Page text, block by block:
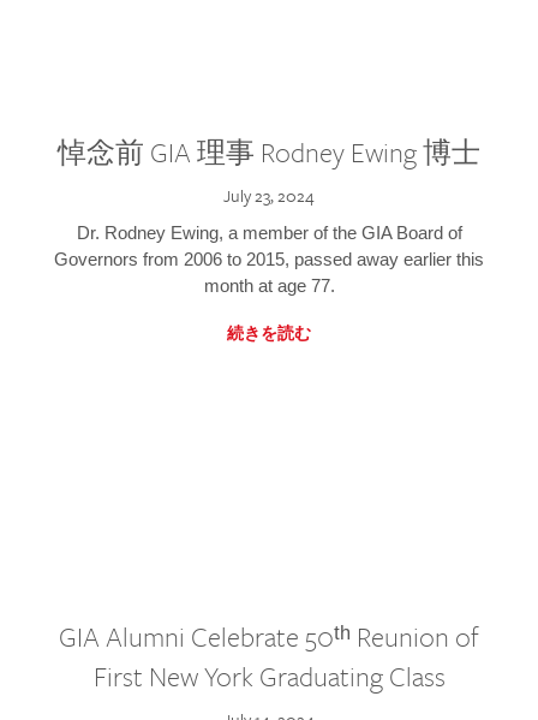
悼念前 GIA 理事 Rodney Ewing 博士
July 23, 2024
Dr. Rodney Ewing, a member of the GIA Board of
Governors from 2006 to 2015, passed away earlier this
month at age 77.
続きを読む
GIA Alumni Celebrate 50ᵗʰ Reunion of
First New York Graduating Class